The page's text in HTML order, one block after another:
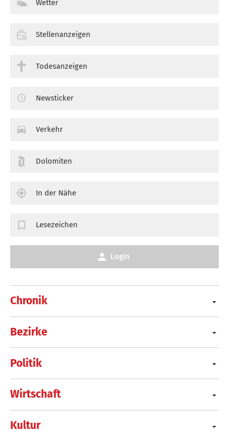
Chronik
Bezirke
Politik
Wirtschaft
Kultur
Wetter
Stellenanzeigen
Todesanzeigen
Newsticker
Verkehr
Dolomiten
In der Nähe
Lesezeichen
Login